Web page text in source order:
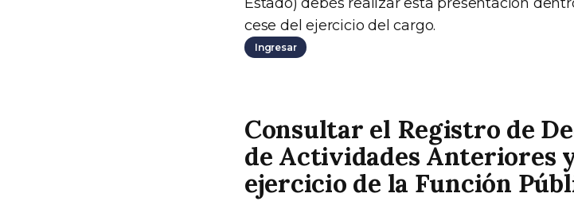
cese del ejercicio del cargo.
Ingresar
Consultar el Registro de
de Actividades Anteriores
ejercicio de la Función